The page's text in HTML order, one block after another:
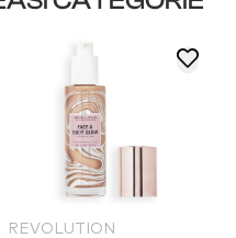
REVOLUTION